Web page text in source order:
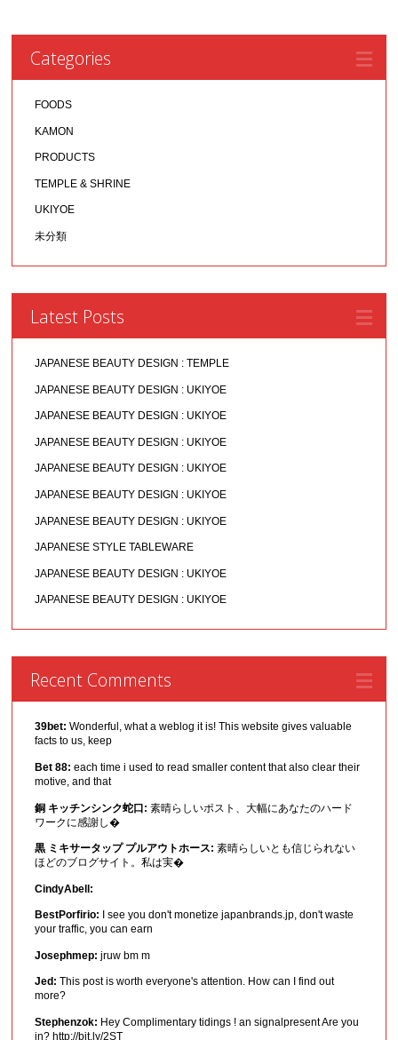
Categories
FOODS
KAMON
PRODUCTS
TEMPLE & SHRINE
UKIYOE
未分類
Latest Posts
JAPANESE BEAUTY DESIGN : TEMPLE
JAPANESE BEAUTY DESIGN : UKIYOE
JAPANESE BEAUTY DESIGN : UKIYOE
JAPANESE BEAUTY DESIGN : UKIYOE
JAPANESE BEAUTY DESIGN : UKIYOE
JAPANESE BEAUTY DESIGN : UKIYOE
JAPANESE BEAUTY DESIGN : UKIYOE
JAPANESE STYLE TABLEWARE
JAPANESE BEAUTY DESIGN : UKIYOE
JAPANESE BEAUTY DESIGN : UKIYOE
Recent Comments
39bet: Wonderful, what a weblog it is! This website gives valuable
facts to us, keep
Bet 88: each time i used to read smaller content that also clear their
motive, and that
銅 キッチンシンク蛇口: 素晴らしいポスト、大幅にあなたのハード
ワークに感謝し�
黒 ミキサータップ プルアウトホース: 素晴らしいとも信じられない
ほどのブログサイト。私は実�
CindyAbell:
BestPorfirio:
I see you don't monetize japanbrands.jp, don't waste
your traffic, you can earn
Josephmep: jruw bm m
Jed: This post is worth everyone's attention. How can I find out
more?
Stephenzok: Hey Complimentary tidings ! an signalpresent Are you
in? http://bit.ly/2ST